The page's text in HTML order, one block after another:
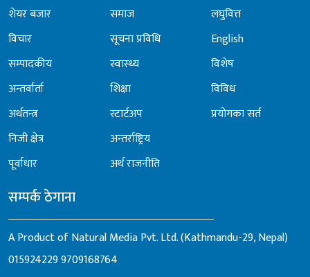
शेयर बजार
विचार
सम्पादकीय
अन्तर्वार्ता
अर्थतन्त्र
निजी क्षेत्र
पूर्वाधार
समाज
सूचना प्रविधि
स्वास्थ्य
शिक्षा
स्टार्टअप
अन्तर्राष्ट्रिय
अर्थ राजनीति
लघुवित्त
English
विशेष
विविध
प्रयोगका सर्त
सम्पर्क ठेगाना
A Product of Natural Media Pvt. Ltd. (Kathmandu-29, Nepal)
0159242299709168764